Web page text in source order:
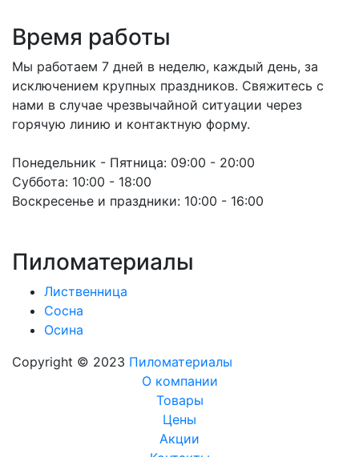
Время работы
Мы работаем 7 дней в неделю, каждый день, за
исключением крупных праздников. Свяжитесь с
нами в случае чрезвычайной ситуации через
горячую линию и контактную форму.
Понедельник - Пятница: 09:00 - 20:00
Суббота: 10:00 - 18:00
Воскресенье и праздники: 10:00 - 16:00
Пиломатериалы
Лиственница
Сосна
Осина
Copyright © 2023 Пиломатериалы
О компании
Товары
Цены
Акции